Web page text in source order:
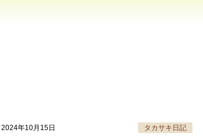
2024年10月15日 タカサキ日記